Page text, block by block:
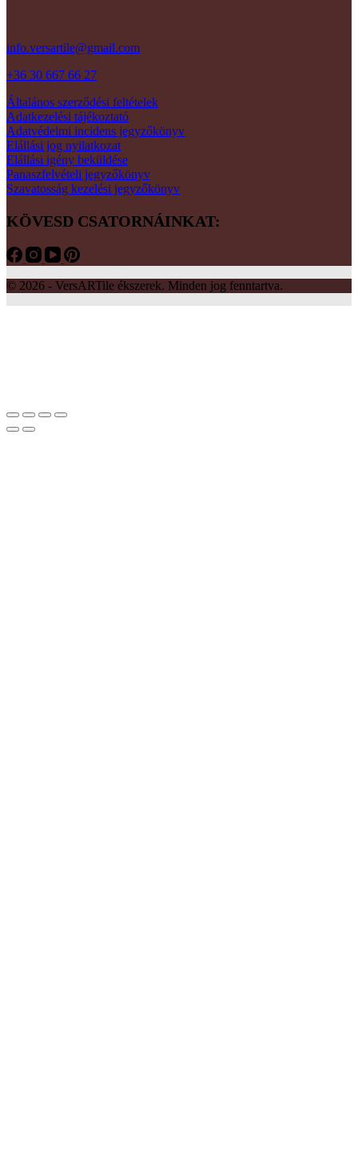
info.versartile@gmail.com
+36 30 667 66 27
Általános szerződési feltételek
Adatkezelési tájékoztató
Adatvédelmi incidens jegyzőkönyv
Elállási jog nyilatkozat
Elállási igény beküldése
Panaszfelvételi jegyzőkönyv
Szavatosság kezelési jegyzőkönyv
KÖVESD CSATORNÁINKAT:
© 2026 - VersARTile ékszerek. Minden jog fenntartva.